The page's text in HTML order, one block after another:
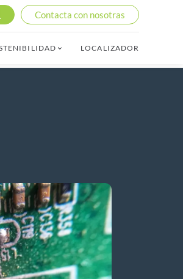
Contacta con nosotras
LOCALIZADOR